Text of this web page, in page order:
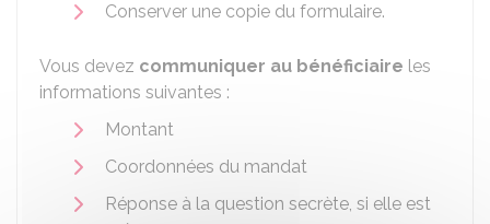
Conserver une copie du formulaire.
Vous devez communiquer au bénéficiaire les
informations suivantes :
Montant
Coordonnées du mandat
Réponse à la question secrète, si elle est